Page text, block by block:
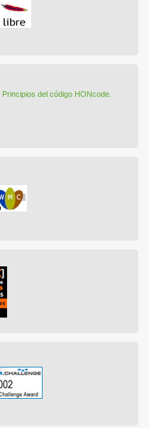
Principios del código HONcode.